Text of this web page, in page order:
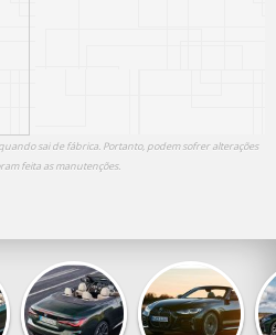
sai de fábrica. Portanto, podem sofrer alterações
feita as manutenções.